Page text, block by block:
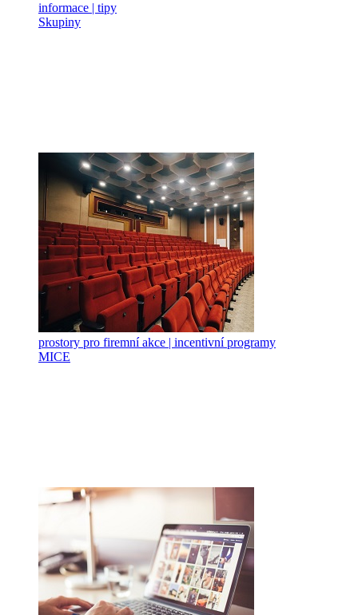
informace | tipy
Skupiny
prostory pro firemní akce | incentivní programy
MICE